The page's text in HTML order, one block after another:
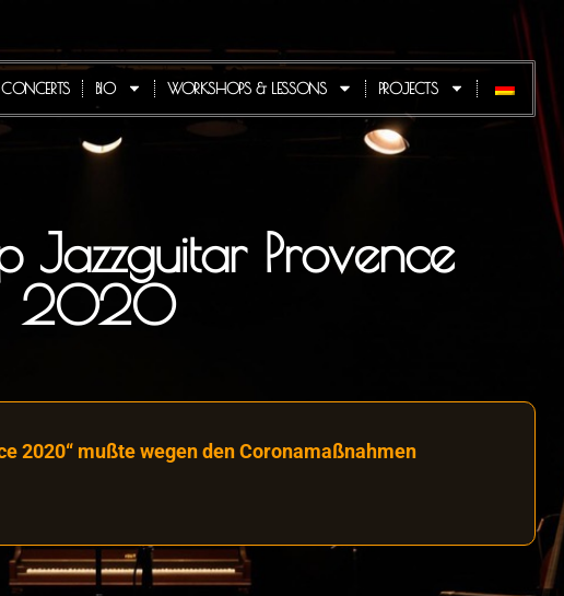
CONCERTS BIO WORKSHOPS & LESSONS PROJECTS
Jazzguitar Provence
2020
2020“ mußte wegen den Coronamaßnahmen